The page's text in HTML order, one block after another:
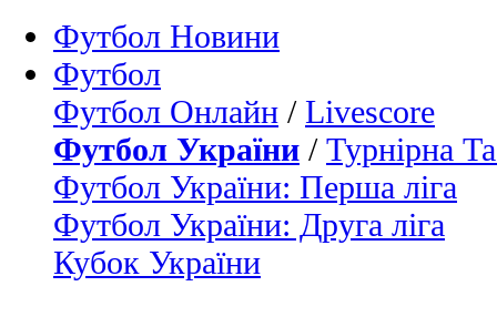
Футбол Новини
Футбол
Футбол Онлайн / Livescore
Футбол України / Турнірна
Футбол України: Перша ліга
Футбол України: Друга ліга
Кубок України